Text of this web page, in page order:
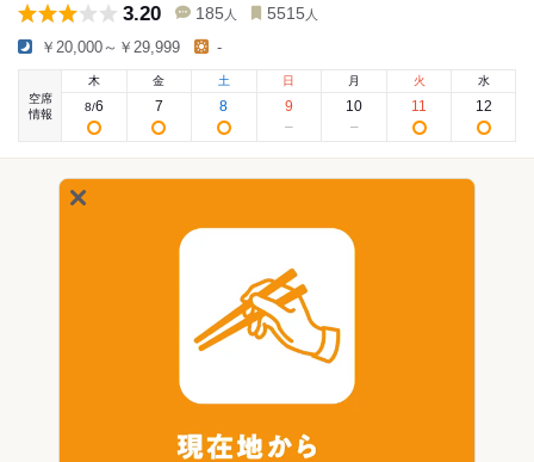
3.20 185 人 5515 人
￥20,000～￥29,999 -
空席
情報
木
8/6
金
7
土
8
日
9
月
10
火
11
水
12